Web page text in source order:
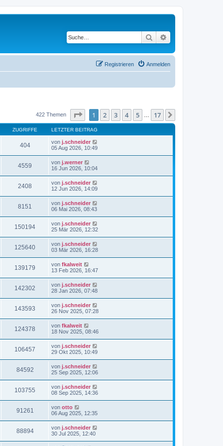
Suche
Anmelden
Registrieren
422 Themen Seite von17
1 2 3 4 5 17
ZUGRIFFE LETZTER BEITRAG
404 von j.schneider
05 Aug 2026, 10:49
4559 von j.werner
16 Jun 2026, 10:04
2408 von j.schneider
12 Jun 2026, 14:09
8151 von j.schneider
06 Mai 2026, 08:43
150194 von j.schneider
25 Mär 2026, 12:32
125640 von j.schneider
03 Mär 2026, 16:28
139179 von fkalweit
13 Feb 2026, 16:47
142302 von j.schneider
28 Jan 2026, 07:48
143593 von j.schneider
26 Nov 2025, 07:28
124378 von fkalweit
18 Nov 2025, 08:46
106457 von j.schneider
29 Okt 2025, 10:49
84592 von j.schneider
25 Sep 2025, 12:06
103755 von j.schneider
08 Sep 2025, 14:36
91261 von otto
06 Aug 2025, 12:35
88894 von j.schneider
30 Jul 2025, 12:40